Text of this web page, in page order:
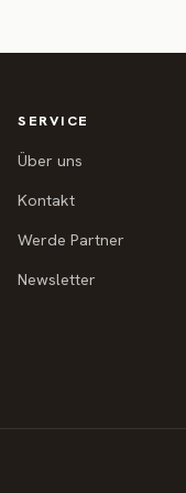
SERVICE
Über uns
Kontakt
Werde Partner
Newsletter